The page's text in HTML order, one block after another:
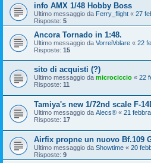
info AMX 1/48 Hobby Boss
Ultimo messaggio da Ferry_flight « 27
Risposte: 5
Ancora Tornado in 1:48.
Ultimo messaggio da VorreiVolare « 22
Risposte: 15
sito di acquisti (?)
Ultimo messaggio da microciccio « 22
Risposte: 11
Tamiya's new 1/72nd scale F-
Ultimo messaggio da Alecs® « 21
Risposte: 17
Airfix propne un nuovo Bf.109
Ultimo messaggio da Showtime « 20
Risposte: 9